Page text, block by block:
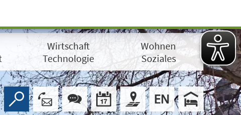
Wirtschaft
Technologie
Wohnen
Soziales